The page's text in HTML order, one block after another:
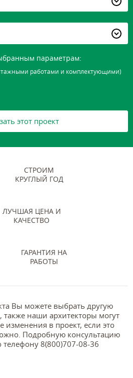
параметрам:
работами и комплектующими)
этот проект
СТРОИМ
КРУГЛЫЙ ГОД
ЛУЧШАЯ ЦЕНА И
КАЧЕСТВО
ГАРАНТИЯ НА
РАБОТЫ
Вы можете выбрать другую
также наши архитекторы могут
изменения в проект, если это
Подробную консультацию
8(800)707-08-36